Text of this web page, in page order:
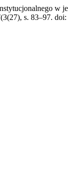
w
s. 83–97.